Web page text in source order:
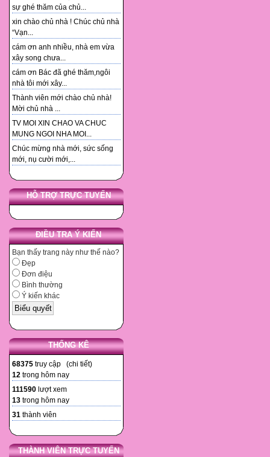
sự ghé thăm của chủ...
xin chào chủ nhà ! Chúc chủ nhà
“Vạn...
cám ơn anh nhiều, nhà em vừa
xây song chưa...
cám ơn Bác đã ghé thăm,ngôi
nhà tôi mới xây...
Thành viên mới chào chủ nhà!
Mời chủ nhà ...
TV MOI XIN CHAO VA CHUC
MUNG NGOI NHA MOI...
Chúc mừng nhà mới, sức sống
mới, nụ cười mới,...
HỖ TRỢ TRỰC TUYẾN
ĐIỀU TRA Ý KIẾN
Bạn thấy trang này như thế nào?
Đẹp
Đơn điệu
Bình thường
Ý kiến khác
THỐNG KÊ
68375 truy cập (chi tiết)
12 trong hôm nay
111590 lượt xem
13 trong hôm nay
31 thành viên
THÀNH VIÊN TRỰC TUYẾN